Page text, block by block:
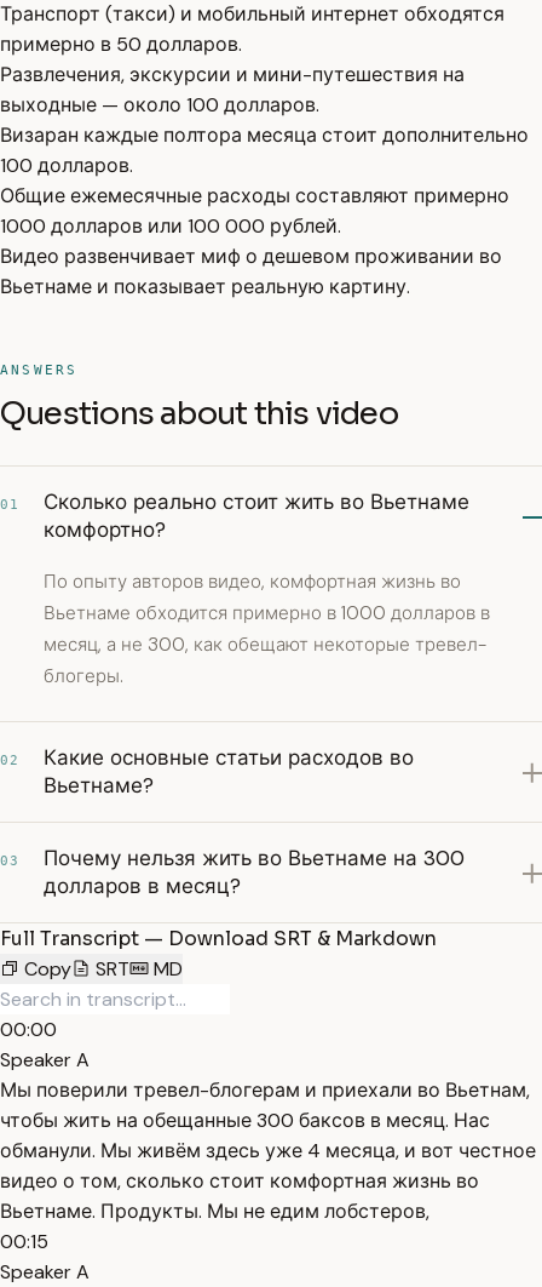
Транспорт (такси) и мобильный интернет обходятся
примерно в 50 долларов.
Развлечения, экскурсии и мини-путешествия на
выходные — около 100 долларов.
Визаран каждые полтора месяца стоит дополнительно
100 долларов.
Общие ежемесячные расходы составляют примерно
1000 долларов или 100 000 рублей.
Видео развенчивает миф о дешевом проживании во
Вьетнаме и показывает реальную картину.
ANSWERS
Questions about this video
01
Сколько реально стоит жить во Вьетнаме
комфортно?
По опыту авторов видео, комфортная жизнь во
Вьетнаме обходится примерно в 1000 долларов в
месяц, а не 300, как обещают некоторые тревел-
блогеры.
02
Какие основные статьи расходов во
Вьетнаме?
03
Почему нельзя жить во Вьетнаме на 300
долларов в месяц?
Full Transcript — Download SRT & Markdown
Copy
SRT MD
00:00
Speaker A
Мы поверили тревел-блогерам и приехали во Вьетнам,
чтобы жить на обещанные 300 баксов в месяц. Нас
обманули. Мы живём здесь уже 4 месяца, и вот честное
видео о том, сколько стоит комфортная жизнь во
Вьетнаме. Продукты. Мы не едим лобстеров,
00:15
Speaker A